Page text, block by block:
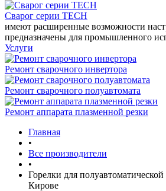
Сварог серии TECH
имеют расширенные возможности
предназначены для промышленного
Услуги
Ремонт сварочного инвертора
Ремонт сварочного полуавтомата
Ремонт аппарата плазменной резки
Главная
•
Все производители
•
Горелки для
Кирове